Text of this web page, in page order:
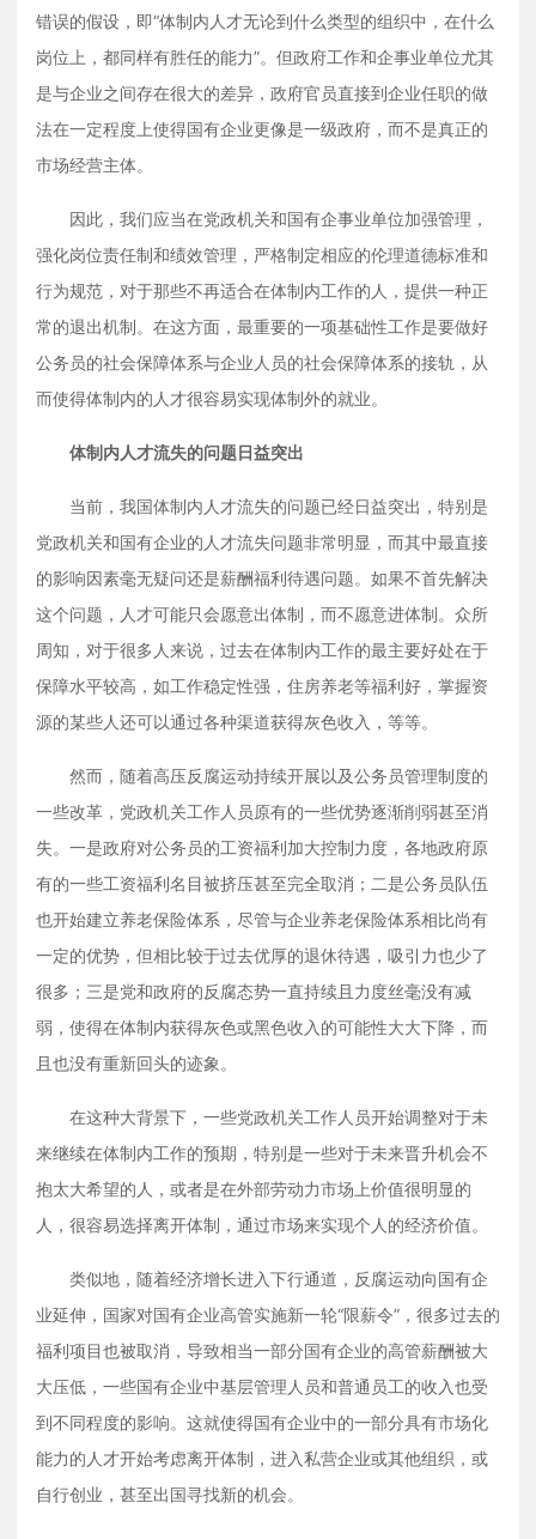
错误的假设，即“体制内人才无论到什么类型的组织中，在什么
岗位上，都同样有胜任的能力”。但政府工作和企事业单位尤其
是与企业之间存在很大的差异，政府官员直接到企业任职的做
法在一定程度上使得国有企业更像是一级政府，而不是真正的
市场经营主体。
因此，我们应当在党政机关和国有企事业单位加强管理，
强化岗位责任制和绩效管理，严格制定相应的伦理道德标准和
行为规范，对于那些不再适合在体制内工作的人，提供一种正
常的退出机制。在这方面，最重要的一项基础性工作是要做好
公务员的社会保障体系与企业人员的社会保障体系的接轨，从
而使得体制内的人才很容易实现体制外的就业。
体制内人才流失的问题日益突出
当前，我国体制内人才流失的问题已经日益突出，特别是
党政机关和国有企业的人才流失问题非常明显，而其中最直接
的影响因素毫无疑问还是薪酬福利待遇问题。如果不首先解决
这个问题，人才可能只会愿意出体制，而不愿意进体制。众所
周知，对于很多人来说，过去在体制内工作的最主要好处在于
保障水平较高，如工作稳定性强，住房养老等福利好，掌握资
源的某些人还可以通过各种渠道获得灰色收入，等等。
然而，随着高压反腐运动持续开展以及公务员管理制度的
一些改革，党政机关工作人员原有的一些优势逐渐削弱甚至消
失。一是政府对公务员的工资福利加大控制力度，各地政府原
有的一些工资福利名目被挤压甚至完全取消；二是公务员队伍
也开始建立养老保险体系，尽管与企业养老保险体系相比尚有
一定的优势，但相比较于过去优厚的退休待遇，吸引力也少了
很多；三是党和政府的反腐态势一直持续且力度丝毫没有减
弱，使得在体制内获得灰色或黑色收入的可能性大大下降，而
且也没有重新回头的迹象。
在这种大背景下，一些党政机关工作人员开始调整对于未
来继续在体制内工作的预期，特别是一些对于未来晋升机会不
抱太大希望的人，或者是在外部劳动力市场上价值很明显的
人，很容易选择离开体制，通过市场来实现个人的经济价值。
类似地，随着经济增长进入下行通道，反腐运动向国有企
业延伸，国家对国有企业高管实施新一轮“限薪令”，很多过去的
福利项目也被取消，导致相当一部分国有企业的高管薪酬被大
大压低，一些国有企业中基层管理人员和普通员工的收入也受
到不同程度的影响。这就使得国有企业中的一部分具有市场化
能力的人才开始考虑离开体制，进入私营企业或其他组织，或
自行创业，甚至出国寻找新的机会。